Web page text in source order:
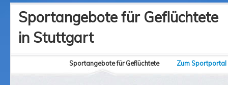
Sportangebote für Geflüchtete
in Stuttgart
Sportangebote für Geflüchtete Zum Sportportal